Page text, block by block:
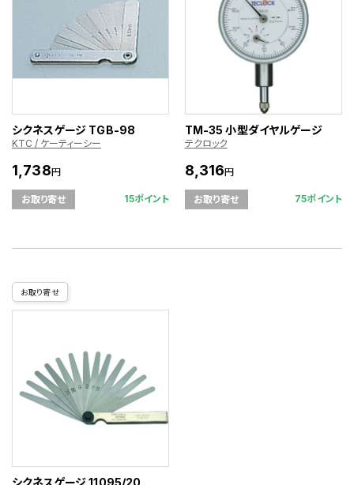
シクネスゲージ TGB-98
KTC / ケーティーシー
1,738円
お取り寄せ 15ポイント
TM-35 小型ダイヤルゲージ
テクロック
8,316円
お取り寄せ 75ポイント
お取り寄せ